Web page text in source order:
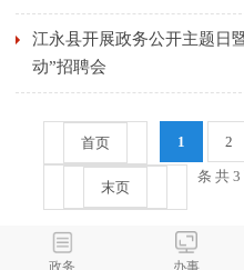
江永县开展政务公开主题日
动”招聘会
首页 1 2
末页
条 共 3
政务 办事